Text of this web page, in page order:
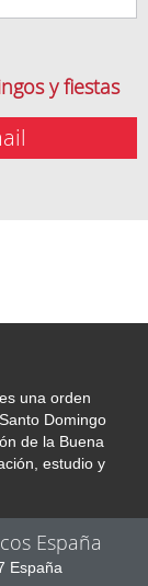
y fiestas
una orden
Domingo
de la Buena
estudio y
España
España